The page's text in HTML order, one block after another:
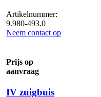
Artikelnummer:
9.980-493.0
Neem contact op
Prijs op
aanvraag
IV zuigbuis